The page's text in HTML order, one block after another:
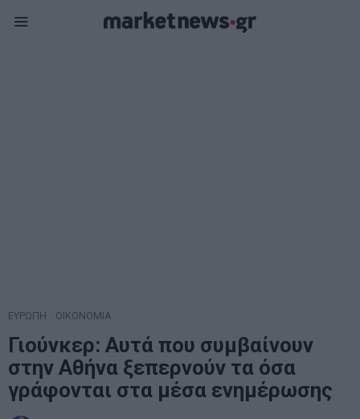
ΕΥΡΩΠΗ ΟΙΚΟΝΟΜΙΑ
Γιούνκερ: Αυτά που συμβαίνουν
στην Αθήνα ξεπερνούν τα όσα
γράφονται στα μέσα ενημέρωσης